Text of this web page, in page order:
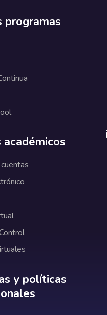
programas
y políticas
y políticas